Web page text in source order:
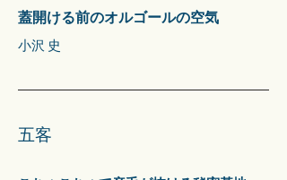
蓋開ける前のオルゴールの空気
小沢 史
​五客